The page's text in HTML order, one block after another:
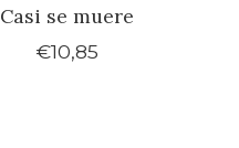
Casi se muere
€10,85